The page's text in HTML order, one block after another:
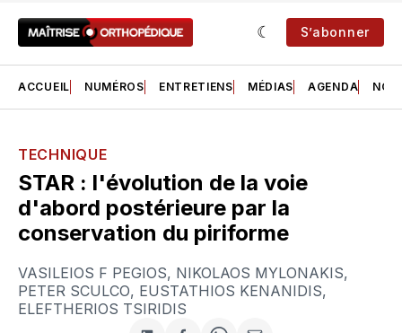
S’abonner
ACCUEIL NUMÉROS ENTRETIENS MÉDIAS AGENDA NOS
TECHNIQUE
STAR : l'évolution de la voie
d'abord postérieure par la
conservation du piriforme
VASILEIOS F PEGIOS, NIKOLAOS MYLONAKIS,
PETER SCULCO, EUSTATHIOS KENANIDIS,
ELEFTHERIOS TSIRIDIS